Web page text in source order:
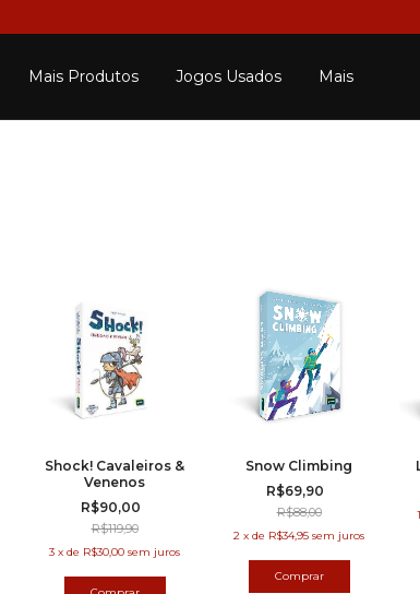
Mais Produtos Jogos Usados Mais
Shock! Cavaleiros &
Venenos
R$90,00
R$119,90
3 x de R$30,00 sem juros
Snow Climbing
R$69,90
R$88,00
2 x de R$34,95 sem juros